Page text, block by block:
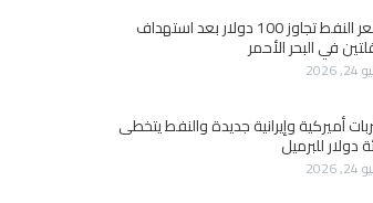
سعر النفط تجاوز 100 دولار بعد استهداف
في البحر الأحمر
أميركية وإيرانية جديدة والنفط يتخطى
دولار للبرميل